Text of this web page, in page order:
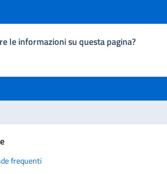
le informazioni su questa pagina?
5 stelle su 5
su 5
su 5
5
frequenti